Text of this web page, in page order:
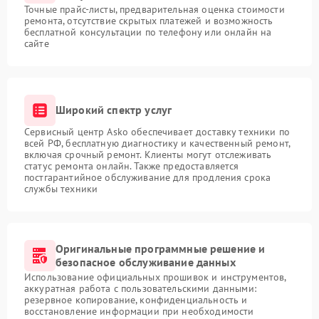
Точные прайс-листы, предварительная оценка стоимости
ремонта, отсутствие скрытых платежей и возможность
бесплатной консультации по телефону или онлайн на
сайте
Широкий спектр услуг
Сервисный центр Asko обеспечивает доставку техники по
всей РФ, бесплатную диагностику и качественный ремонт,
включая срочный ремонт. Клиенты могут отслеживать
статус ремонта онлайн. Также предоставляется
постгарантийное обслуживание для продления срока
службы техники
Оригинальные программные решение и
безопасное обслуживание данных
Использование официальных прошивок и инструментов,
аккуратная работа с пользовательскими данными:
резервное копирование, конфиденциальность и
восстановление информации при необходимости